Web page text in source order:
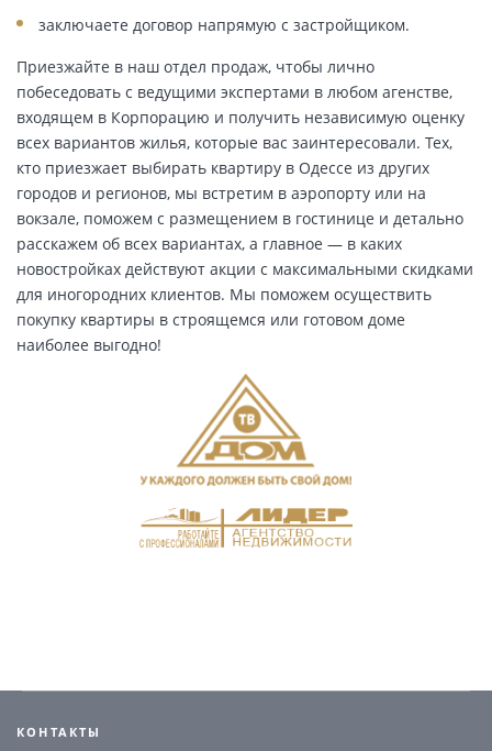
заключаете договор напрямую с застройщиком.
Приезжайте в наш отдел продаж, чтобы лично
побеседовать с ведущими экспертами в любом агенстве,
входящем в Корпорацию и получить независимую оценку
всех вариантов жилья, которые вас заинтересовали. Тех,
кто приезжает выбирать квартиру в Одессе из других
городов и регионов, мы встретим в аэропорту или на
вокзале, поможем с размещением в гостинице и детально
расскажем об всех вариантах, а главное — в каких
новостройках действуют акции с максимальными скидками
для иногородних клиентов. Мы поможем осуществить
покупку квартиры в строящемся или готовом доме
наиболее выгодно!
КОНТАКТЫ